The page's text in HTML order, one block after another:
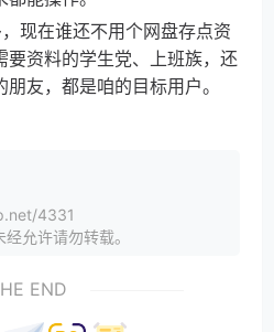
现在谁还不用个网盘存点资
要资料的学生党、上班族，还
友，都是咱的目标用户。
4331
允许请勿转载。
END